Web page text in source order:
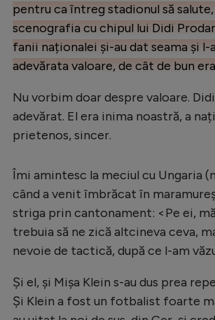
pentru ca întreg stadionul să salute,
scenografia cu chipul lui Didi
fanii naționalei și-au dat seama și l-
adevărata valoare, de cât de bun
Nu vorbim doar despre valoare.
adevărat. El era inima noastră, a
prietenos, sincer.
Îmi amintesc la meciul cu Ungaria
când a venit îmbrăcat în
striga prin cantonament: <Pe ei,
trebuia să ne zică altcineva ceva,
nevoie de tactică, după ce l-am
Și el, și Mișa Klein s-au dus prea
Și Klein a fost un fotbalist foarte